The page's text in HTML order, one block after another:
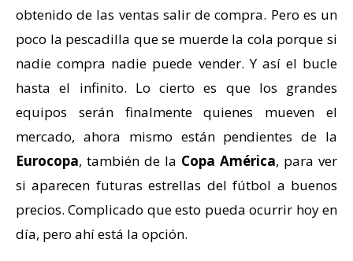
obtenido de las ventas salir de compra. Pero es un
poco la pescadilla que se muerde la cola porque si
nadie compra nadie puede vender. Y así el bucle
hasta el infinito. Lo cierto es que los grandes
equipos serán finalmente quienes mueven el
mercado, ahora mismo están pendientes de la
Eurocopa, también de la Copa América, para ver
si aparecen futuras estrellas del fútbol a buenos
precios. Complicado que esto pueda ocurrir hoy en
día, pero ahí está la opción.